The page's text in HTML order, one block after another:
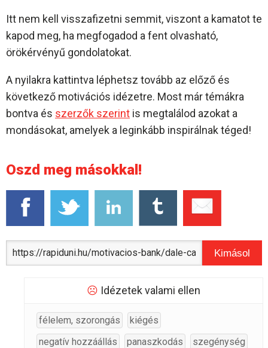
Itt nem kell visszafizetni semmit, viszont a kamatot te
kapod meg, ha megfogadod a fent olvasható,
örökérvényű gondolatokat.
A nyilakra kattintva léphetsz tovább az előző és
következő motivációs idézetre. Most már témákra
bontva és szerzők szerint is megtalálod azokat a
mondásokat, amelyek a leginkább inspirálnak téged!
Oszd meg másokkal!
Kimásol
☹ Idézetek valami ellen
félelem, szorongás
kiégés
negatív hozzáállás
panaszkodás
szegénység